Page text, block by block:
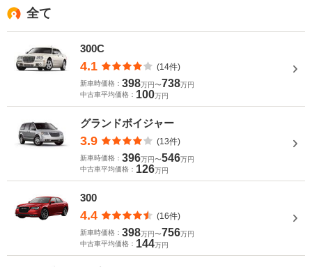
全て
300C
4.1 (14件)
新車時価格： 398万円〜738万円
中古車平均価格： 100万円
グランドボイジャー
3.9 (13件)
新車時価格： 396万円〜546万円
中古車平均価格： 126万円
300
4.4 (16件)
新車時価格： 398万円〜756万円
中古車平均価格： 144万円